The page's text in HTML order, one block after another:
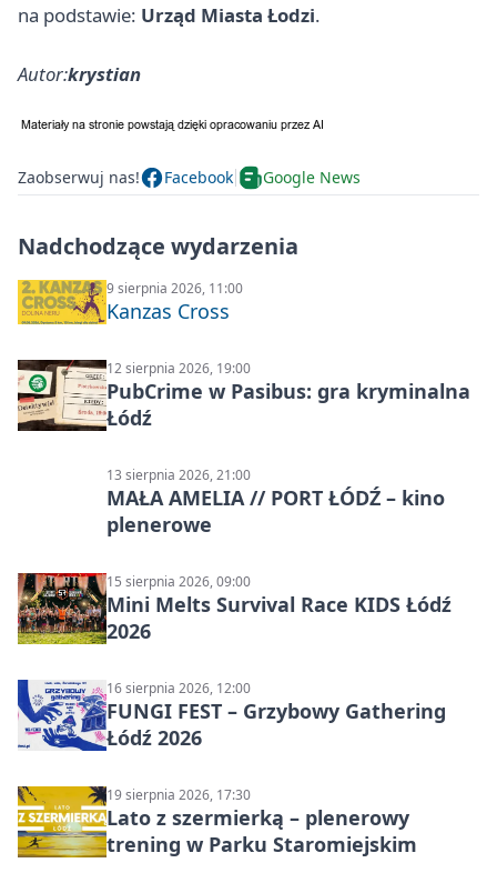
na podstawie: Urząd Miasta Łodzi.
Autor:krystian
Zaobserwuj nas! Facebook Google News
Nadchodzące wydarzenia
9 sierpnia 2026, 11:00
Kanzas Cross
12 sierpnia 2026, 19:00
PubCrime w Pasibus: gra kryminalna
Łódź
13 sierpnia 2026, 21:00
MAŁA AMELIA // PORT ŁÓDŹ – kino
plenerowe
15 sierpnia 2026, 09:00
Mini Melts Survival Race KIDS Łódź
2026
16 sierpnia 2026, 12:00
FUNGI FEST – Grzybowy Gathering
Łódź 2026
19 sierpnia 2026, 17:30
Lato z szermierką – plenerowy
trening w Parku Staromiejskim